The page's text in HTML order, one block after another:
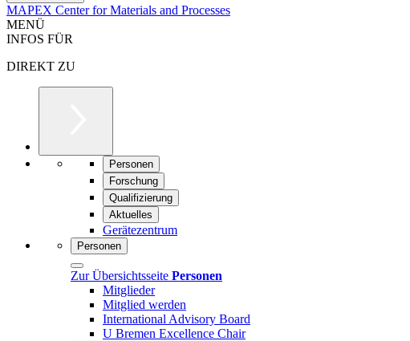
MAPEX Center for Materials and Processes
MENÜ
INFOS FÜR
DIREKT ZU
Personen
Forschung
Qualifizierung
Aktuelles
Gerätezentrum
Personen
Zur Übersichtsseite Personen
Mitglieder
Mitglied werden
International Advisory Board
U Bremen Excellence Chair